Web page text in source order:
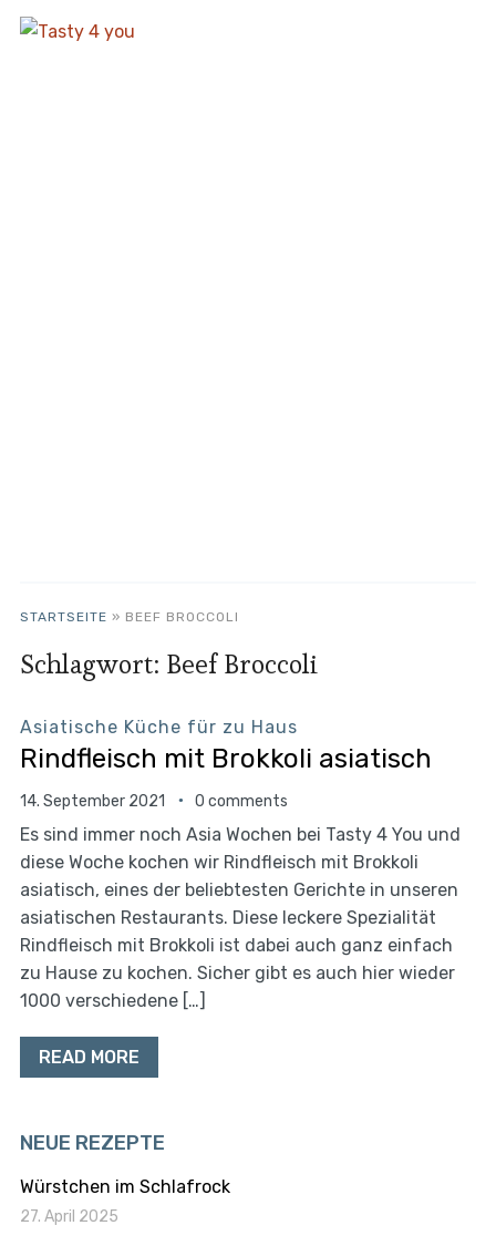
STARTSEITE » BEEF BROCCOLI
Schlagwort: Beef Broccoli
Asiatische Küche für zu Haus
Rindfleisch mit Brokkoli asiatisch
14. September 2021 0 comments
Es sind immer noch Asia Wochen bei Tasty 4 You und
diese Woche kochen wir Rindfleisch mit Brokkoli
asiatisch, eines der beliebtesten Gerichte in unseren
asiatischen Restaurants. Diese leckere Spezialität
Rindfleisch mit Brokkoli ist dabei auch ganz einfach
zu Hause zu kochen. Sicher gibt es auch hier wieder
1000 verschiedene […]
READ MORE
NEUE REZEPTE
Würstchen im Schlafrock
27. April 2025